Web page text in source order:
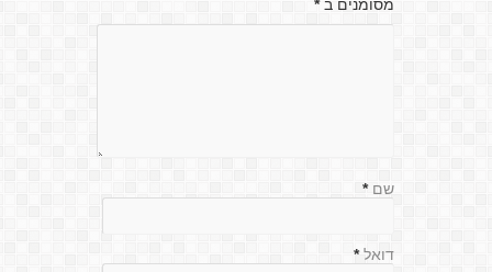
מסומנים ב*